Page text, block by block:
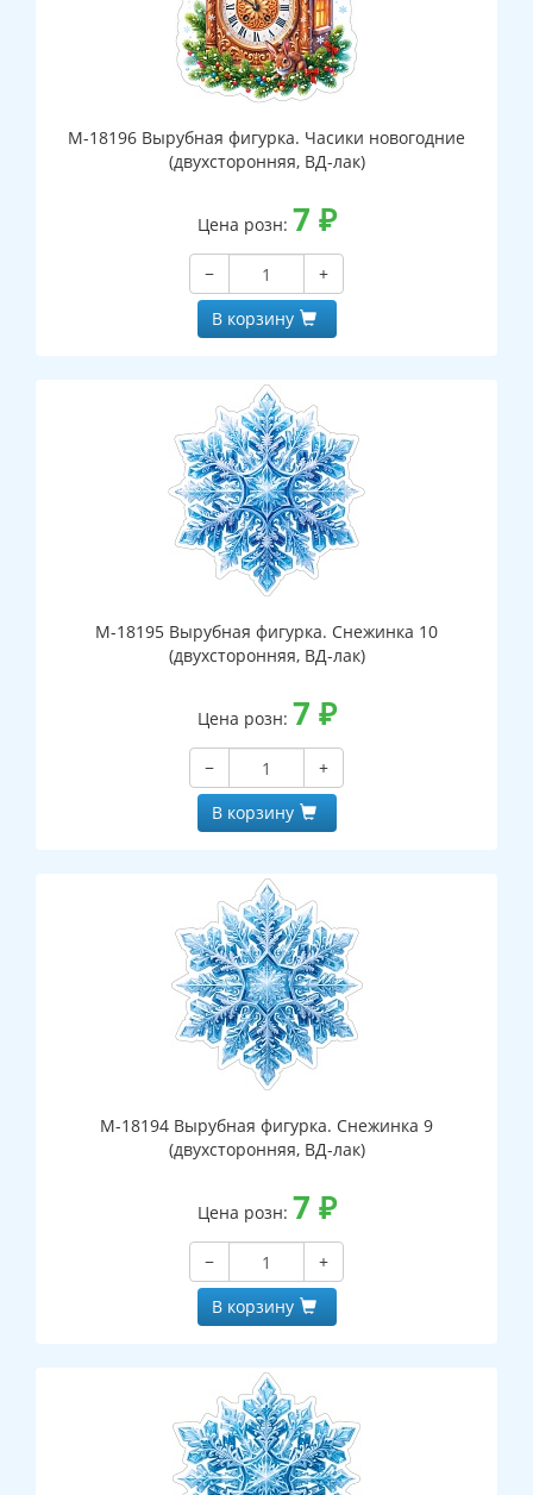
М-18196 Вырубная фигурка. Часики новогодние
(двухсторонняя, ВД-лак)
Цена розн: 7 ₽
−
+
В корзину
М-18195 Вырубная фигурка. Снежинка 10
(двухсторонняя, ВД-лак)
Цена розн: 7 ₽
−
+
В корзину
М-18194 Вырубная фигурка. Снежинка 9
(двухсторонняя, ВД-лак)
Цена розн: 7 ₽
−
+
В корзину